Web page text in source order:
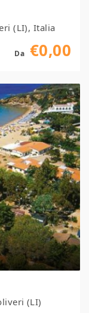
(LI), Italia
Da €0,00
(LI)